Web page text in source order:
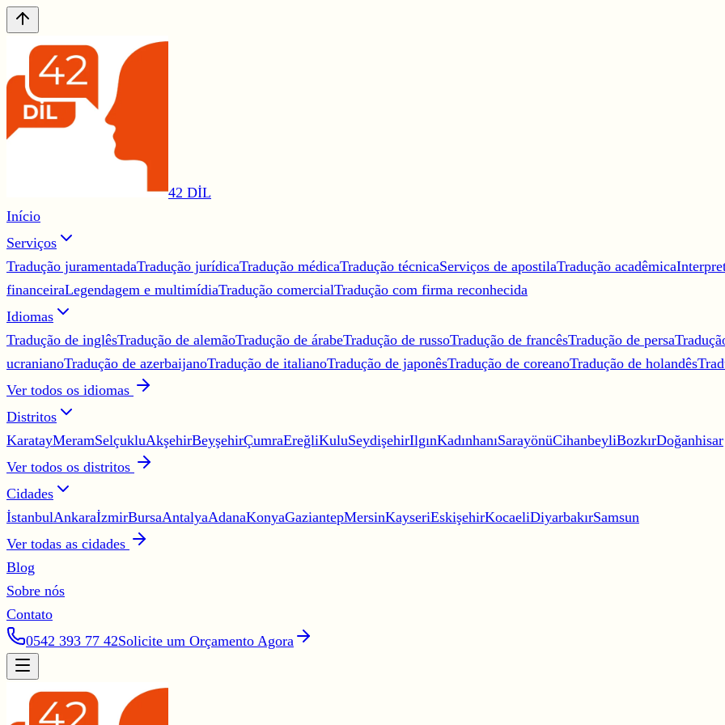
42 DİL
Início
Serviços
Tradução juramentadaTradução jurídicaTradução médicaTradução técnicaServiços de apostilaTradução acadêmica
financeiraLegendagem e multimídiaTradução comercialTradução com firma reconhecida
Idiomas
Tradução de inglêsTradução de alemãoTradução de árabeTradução de russoTradução de francêsTradução de persa
ucranianoTradução de azerbaijanoTradução de italianoTradução de japonêsTradução de coreanoTradução de holandês
Ver todos os idiomas
Distritos
KaratayMeramSelçukluAkşehirBeyşehirÇumraEreğliKuluSeydişehirIlgınKadınhanıSarayönüCihanbeyliBozkırDoğanhisar
Ver todos os distritos
Cidades
İstanbulAnkaraİzmirBursaAntalyaAdanaKonyaGaziantepMersinKayseriEskişehirKocaeliDiyarbakırSamsun
Ver todas as cidades
Blog
Sobre nós
Contato
0542 393 77 42Solicite um Orçamento Agora